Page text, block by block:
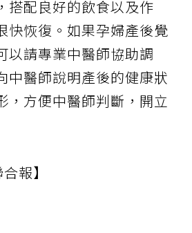
搭配良好的飲食以及作
快恢復。如果孕婦產後覺
以請專業中醫師協助調
中醫師說明產後的健康狀
，方便中醫師判斷，開立
報】